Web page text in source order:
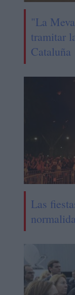
"La
tramitar
Cataluña
Las